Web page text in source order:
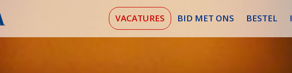
VACATURES BID MET ONS BESTEL